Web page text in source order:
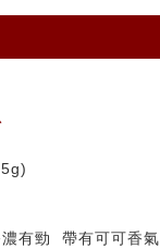
有勁 帶有可可香氣